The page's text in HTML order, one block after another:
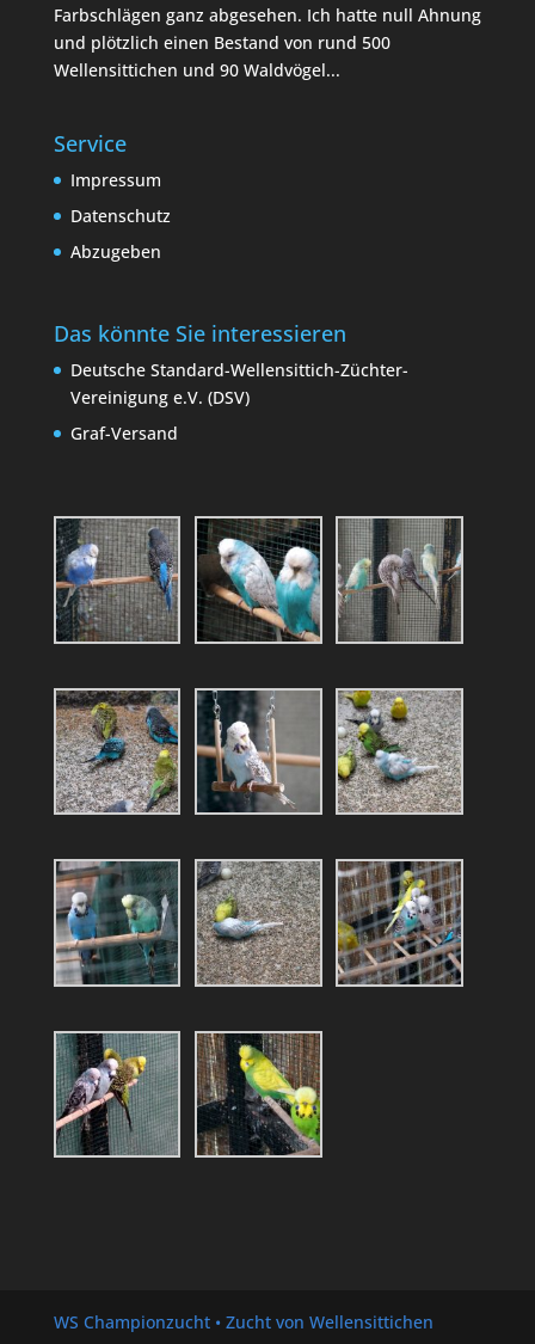
Farbschlägen ganz abgesehen. Ich hatte null Ahnung
und plötzlich einen Bestand von rund 500
Wellensittichen und 90 Waldvögel...
Service
Impressum
Datenschutz
Abzugeben
Das könnte Sie interessieren
Deutsche Standard-Wellensittich-Züchter-
Vereinigung e.V. (DSV)
Graf-Versand
WS Championzucht • Zucht von Wellensittichen